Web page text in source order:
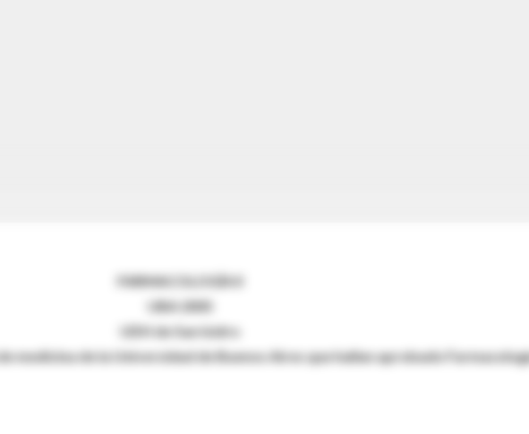
FARMACOLOGÍA II
UBA 2005
UDH de San Isidro
medicina de la Universidad de Buenos Aires que hallan aprobado